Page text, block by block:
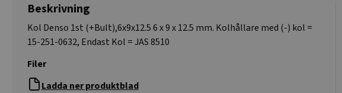
Beskrivning
Kol Denso 1st (+Bult),6x9x12.5 6 x 9 x 12.5 mm. Kolhållare med (-) kol =
15-251-0632, Endast Kol = JAS 8510
Filer
Ladda ner produktblad